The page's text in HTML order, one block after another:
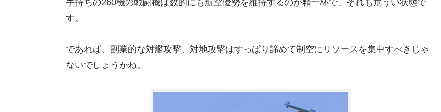
手持ちの260機の戦闘機は数的にも航空優勢を維持するのが精一杯で、それも危うい状態で
す。
であれば、副業的な対艦攻撃、対地攻撃はすっぱり諦めて制空にリソースを集中すべきじゃ
ないでしょうかね。